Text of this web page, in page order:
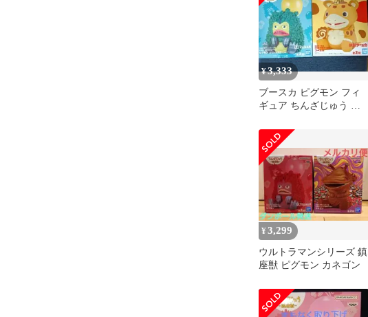
¥3,333
ブースカ ピグモン フィ
ギュア ちんざじゅう 鎮
¥3,299
ウルトラマンシリーズ 鎮
座獣 ピグモン カネゴン